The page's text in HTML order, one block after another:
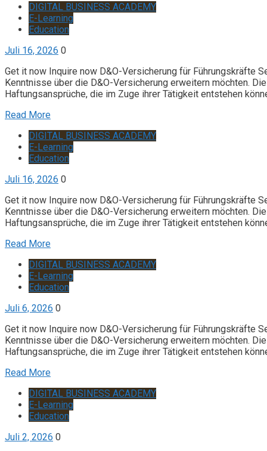
DIGITAL BUSINESS ACADEMY
E-Learning
Education
Juli 16, 2026 0
Get it now Inquire now D&O-Versicherung für Führungskräfte
Kenntnisse über die D&O-Versicherung erweitern möchten.
Haftungsansprüche, die im Zuge ihrer Tätigkeit entstehen
Read More
DIGITAL BUSINESS ACADEMY
E-Learning
Education
Juli 16, 2026 0
Get it now Inquire now D&O-Versicherung für Führungskräfte
Kenntnisse über die D&O-Versicherung erweitern möchten.
Haftungsansprüche, die im Zuge ihrer Tätigkeit entstehen
Read More
DIGITAL BUSINESS ACADEMY
E-Learning
Education
Juli 6, 2026 0
Get it now Inquire now D&O-Versicherung für Führungskräfte
Kenntnisse über die D&O-Versicherung erweitern möchten.
Haftungsansprüche, die im Zuge ihrer Tätigkeit entstehen
Read More
DIGITAL BUSINESS ACADEMY
E-Learning
Education
Juli 2, 2026 0